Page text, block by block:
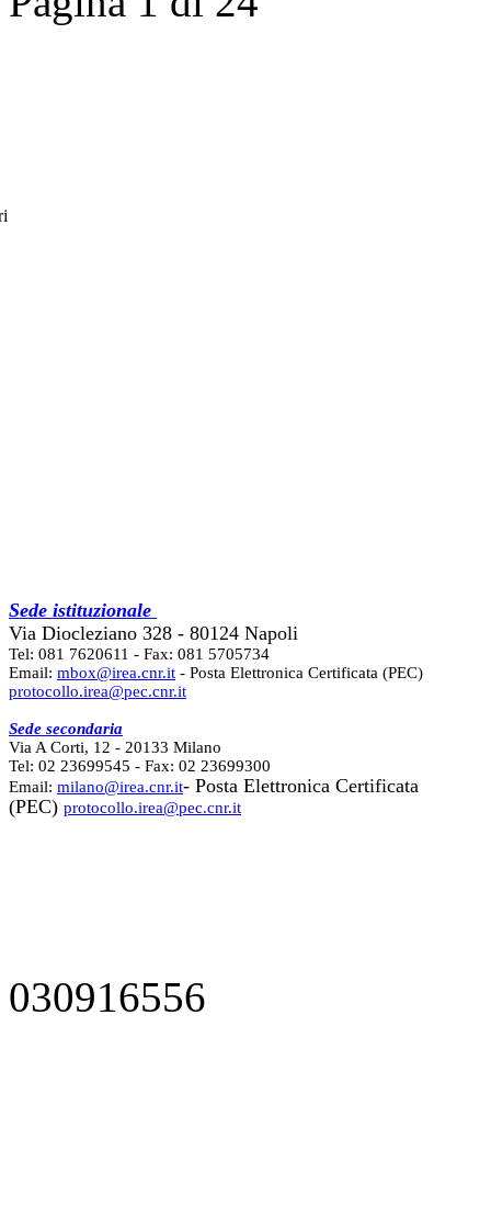
Sede istituzionale
Via Diocleziano 328 - 80124 Napoli
Tel: 081 7620611 - Fax: 081 5705734
Email: mbox@irea.cnr.it - Posta Elettronica Certificata (PEC)
protocollo.irea@pec.cnr.it
Sede secondaria
Via A Corti, 12 - 20133 Milano
Tel: 02 23699545 - Fax: 02 23699300
Email: milano@irea.cnr.it- Posta Elettronica Certificata
(PEC) protocollo.irea@pec.cnr.it
030916556